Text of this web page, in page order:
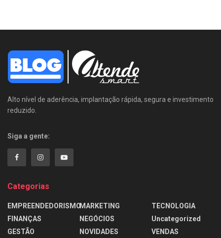
Alto nível de aderência, implantação rápida, segura e investimento
reduzido.
Siga a gente:
Categorias
EMPREENDEDORISMO
FINANÇAS
GESTÃO
MARKETING
NEGÓCIOS
NOVIDADES
TECNOLOGIA
Uncategorized
VENDAS